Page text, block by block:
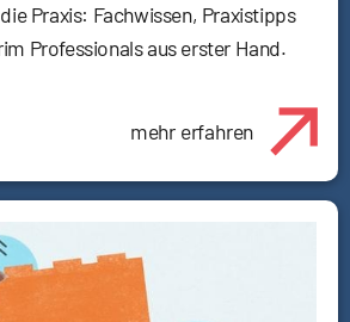
Praxis: Fachwissen, Praxistipps
Professionals aus erster Hand.
mehr erfahren